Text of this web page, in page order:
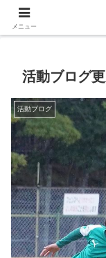
NPO
活動ブログ
活動ブログ
メニュー